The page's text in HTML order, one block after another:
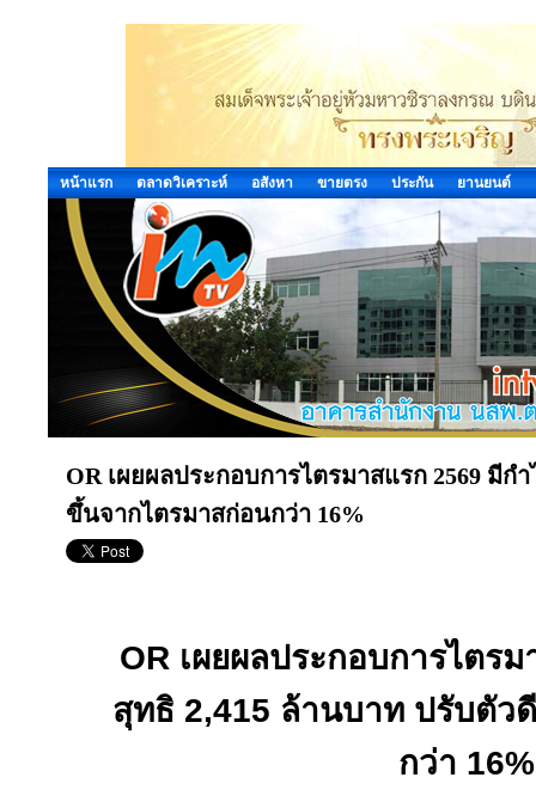
หน้าแรก ตลาดวิเคราะห์ อสังหา ขายตรง ประกัน ยานยนต์
OR เผยผลประกอบการไตรมาสแรก 2569 มีก
ขึ้นจากไตรมาสก่อนกว่า 16%
OR เผยผลประกอบการไตร
สุทธิ 2,415 ล้านบาท ปรับตัว
กว่า 16%